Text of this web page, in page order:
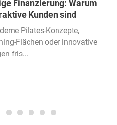
Finanzierung: Warum
Kunden sind
Pilates-Konzepte,
Flächen oder innovative
fris...